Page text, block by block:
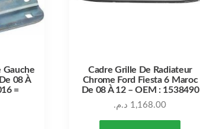
Gauche
08 À
=
Cadre Grille De Radiateur
Chrome Ford Fiesta 6 Maroc
De 08 À 12 – OEM : 1538490
1,168.00 د.م.